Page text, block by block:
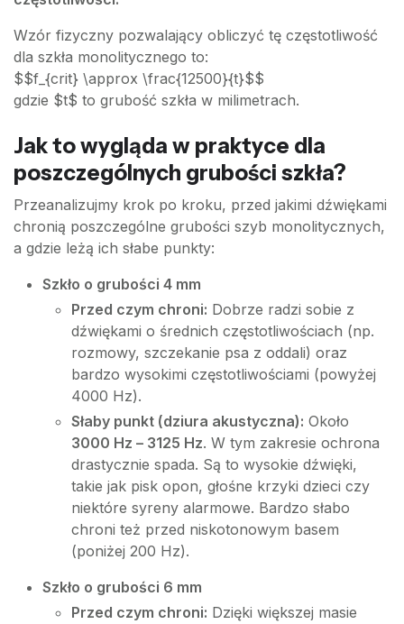
Wzór fizyczny pozwalający obliczyć tę częstotliwość
dla szkła monolitycznego to:
$$f_{crit} \approx \frac{12500}{t}$$
gdzie $t$ to grubość szkła w milimetrach.
Jak to wygląda w praktyce dla
poszczególnych grubości szkła?
Przeanalizujmy krok po kroku, przed jakimi dźwiękami
chronią poszczególne grubości szyb monolitycznych,
a gdzie leżą ich słabe punkty:
Szkło o grubości 4 mm
Przed czym chroni: Dobrze radzi sobie z
dźwiękami o średnich częstotliwościach (np.
rozmowy, szczekanie psa z oddali) oraz
bardzo wysokimi częstotliwościami (powyżej
4000 Hz).
Słaby punkt (dziura akustyczna): Około
3000 Hz – 3125 Hz. W tym zakresie ochrona
drastycznie spada. Są to wysokie dźwięki,
takie jak pisk opon, głośne krzyki dzieci czy
niektóre syreny alarmowe. Bardzo słabo
chroni też przed niskotonowym basem
(poniżej 200 Hz).
Szkło o grubości 6 mm
Przed czym chroni: Dzięki większej masie